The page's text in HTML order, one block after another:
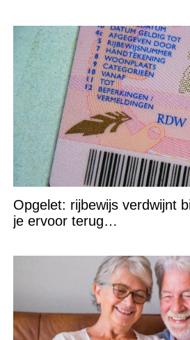
Opgelet: rijbewijs verdwijnt
je ervoor terug…